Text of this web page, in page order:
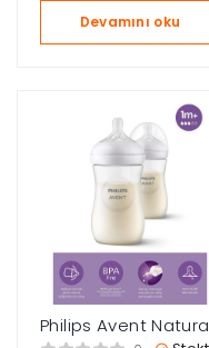
Devamını oku
Philips Avent